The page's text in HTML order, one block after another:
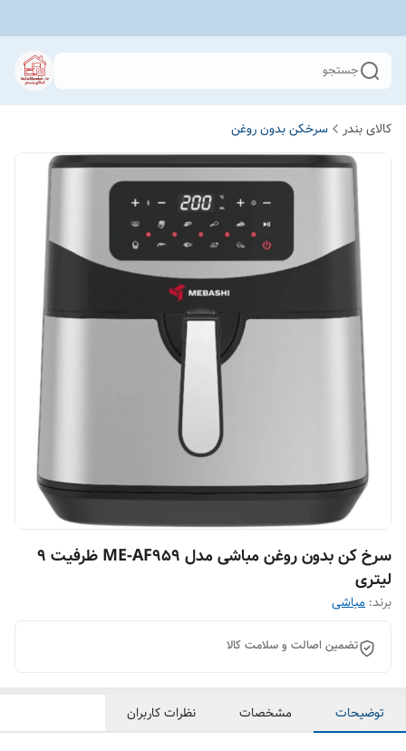
جستجو
کالای بندر سرخکن بدون روغن
سرخ کن بدون روغن مباشی مدل ME-AF959 ظرفیت ۹
لیتری
برند: مباشی
تضمین اصالت و سلامت کالا
توضیحات مشخصات نظرات کاربران